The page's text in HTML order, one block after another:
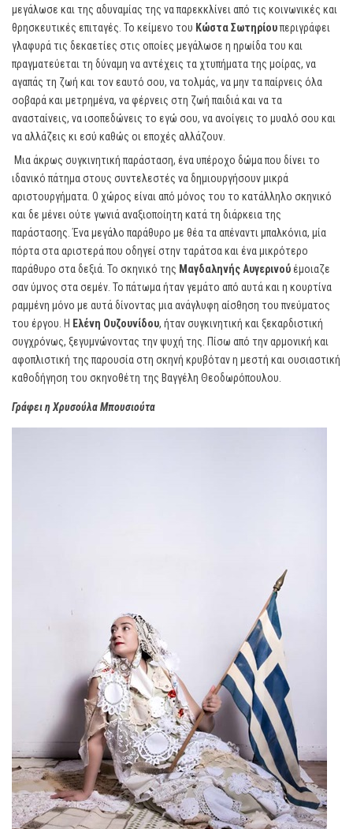
μεγάλωσε και της αδυναμίας της να παρεκκλίνει από τις κοινωνικές και
θρησκευτικές επιταγές. Το κείμενο του Κώστα Σωτηρίουπεριγράφει
γλαφυρά τις δεκαετίες στις οποίες μεγάλωσε η ηρωίδα του και
πραγματεύεται τη δύναμη να αντέχεις τα χτυπήματα της μοίρας, να
αγαπάς τη ζωή και τον εαυτό σου, να τολμάς, να μην τα παίρνεις όλα
σοβαρά και μετρημένα, να φέρνεις στη ζωή παιδιά και να τα
ανασταίνεις, να ισοπεδώνεις το εγώ σου, να ανοίγεις το μυαλό σου και
να αλλάζεις κι εσύ καθώς οι εποχές αλλάζουν.
Μια άκρως συγκινητική παράσταση, ένα υπέροχο δώμα που δίνει το
ιδανικό πάτημα στους συντελεστές να δημιουργήσουν μικρά
αριστουργήματα. Ο χώρος είναι από μόνος του το κατάλληλο σκηνικό
και δε μένει ούτε γωνιά αναξιοποίητη κατά τη διάρκεια της
παράστασης. Ένα μεγάλο παράθυρο με θέα τα απέναντι μπαλκόνια, μία
πόρτα στα αριστερά που οδηγεί στην ταράτσα και ένα μικρότερο
παράθυρο στα δεξιά. Το σκηνικό της Μαγδαληνής Αυγερινούέμοιαζε
σαν ύμνος στα σεμέν. Το πάτωμα ήταν γεμάτο από αυτά και η κουρτίνα
ραμμένη μόνο με αυτά δίνοντας μια ανάγλυφη αίσθηση του πνεύματος
του έργου. Η Ελένη Ουζουνίδου, ήταν συγκινητική και ξεκαρδιστική
συγχρόνως, ξεγυμνώνοντας την ψυχή της. Πίσω από την αρμονική και
αφοπλιστική της παρουσία στη σκηνή κρυβόταν η μεστή και ουσιαστική
καθοδήγηση του σκηνοθέτη της Βαγγέλη Θεοδωρόπουλου.
Γράφει η Χρυσούλα Μπουσιούτα